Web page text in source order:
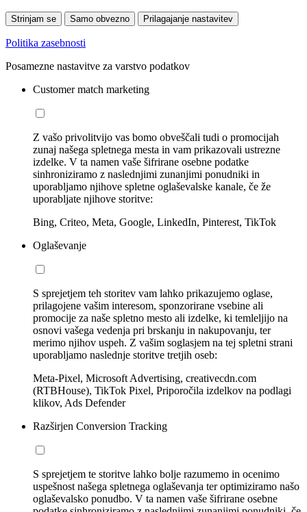
Strinjam se Samo obvezno Prilagajanje nastavitev
Politika zasebnosti
Posamezne nastavitve za varstvo podatkov
Customer match marketing
Z vašo privolitvijo vas bomo obveščali tudi o promocijah
zunaj našega spletnega mesta in vam prikazovali ustrezne
izdelke. V ta namen vaše šifrirane osebne podatke
sinhroniziramo z naslednjimi zunanjimi ponudniki in
uporabljamo njihove spletne oglaševalske kanale, če že
uporabljate njihove storitve:
Bing, Criteo, Meta, Google, LinkedIn, Pinterest, TikTok
Oglaševanje
S sprejetjem teh storitev vam lahko prikazujemo oglase,
prilagojene vašim interesom, sponzorirane vsebine ali
promocije za naše spletno mesto ali izdelke, ki temleljijo na
osnovi vašega vedenja pri brskanju in nakupovanju, ter
merimo njihov uspeh. Z vašim soglasjem na tej spletni strani
uporabljamo naslednje storitve tretjih oseb:
Meta-Pixel, Microsoft Advertising, creativecdn.com
(RTBHouse), TikTok Pixel, Priporočila izdelkov na podlagi
klikov, Ads Defender
Razširjen Conversion Tracking
S sprejetjem te storitve lahko bolje razumemo in ocenimo
uspešnost našega spletnega oglaševanja ter optimiziramo našo
oglaševalsko ponudbo. V ta namen vaše šifrirane osebne